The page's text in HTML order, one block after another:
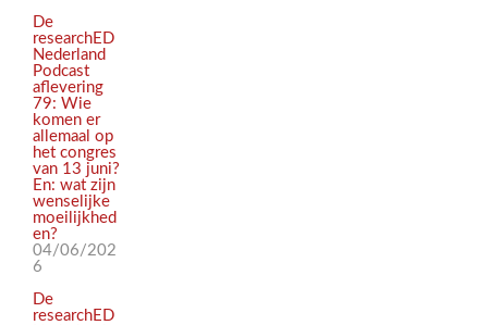
De
researchED
Nederland
Podcast
aflevering
79: Wie
komen er
allemaal op
het congres
van 13 juni?
En: wat zijn
wenselijke
moeilijkhed
en?
04/06/202
6
De
researchED